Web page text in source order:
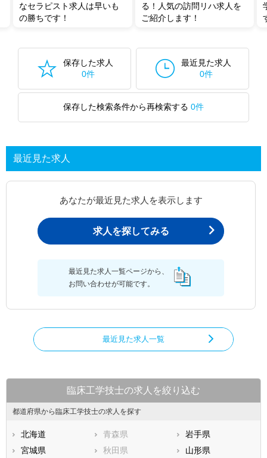
なセラピスト求人は早いも
の勝ちです！
る！人気の訪問リハ求人を
ご紹介します！
保存した求人
0件
最近見た求人
0件
保存した検索条件から再検索する 0件
最近見た求人
あなたが最近見た求人を表示します
求人を探してみる
最近見た求人一覧ページから、
お問い合わせが可能です。
最近見た求人一覧
臨床工学技士の求人を絞り込む
都道府県から臨床工学技士の求人を探す
北海道 青森県
岩手県
宮城県
秋田県
山形県